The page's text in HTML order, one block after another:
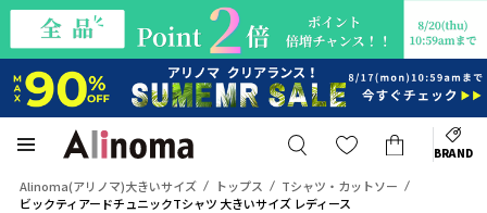
BRAND
Alinoma(アリノマ)大きいサイズ トップス
Tシャツ・カットソー
ビックティアードチュニックTシャツ 大きいサイズ レディース